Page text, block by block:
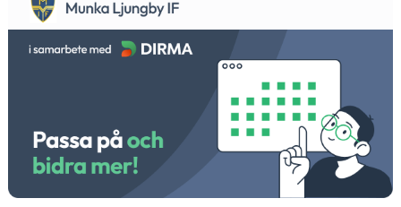
KALENDER